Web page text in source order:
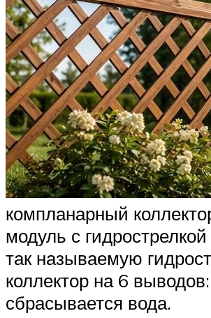
компланарный
модуль с
так называемую
коллектор на 6
сбрасывается вода.